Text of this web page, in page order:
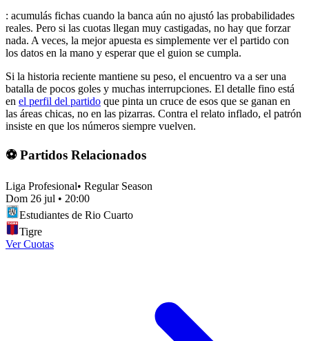
: acumulás fichas cuando la banca aún no ajustó las probabilidades
reales. Pero si las cuotas llegan muy castigadas, no hay que forzar
nada. A veces, la mejor apuesta es simplemente ver el partido con
los datos en la mano y esperar que el guion se cumpla.
Si la historia reciente mantiene su peso, el encuentro va a ser una
batalla de pocos goles y muchas interrupciones. El detalle fino está
en el perfil del partido que pinta un cruce de esos que se ganan en
las áreas chicas, no en las pizarras. Contra el relato inflado, el patrón
insiste en que los números siempre vuelven.
⚽ Partidos Relacionados
Liga Profesional• Regular Season
Dom 26 jul • 20:00
Estudiantes de Rio Cuarto
Tigre
Ver Cuotas